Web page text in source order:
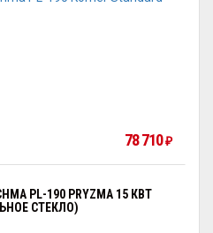
78 710₽
PL-190 PRYZMA 15 КВТ
СТЕКЛО)